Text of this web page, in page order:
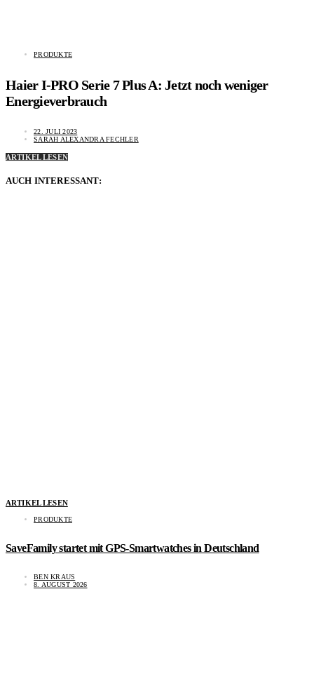
PRODUKTE
Haier I-PRO Serie 7 Plus A: Jetzt noch weniger
Energieverbrauch
22. JULI 2023
SARAH ALEXANDRA FECHLER
ARTIKEL LESEN
AUCH INTERESSANT:
ARTIKEL LESEN
PRODUKTE
SaveFamily startet mit GPS-Smartwatches in Deutschland
BEN KRAUS
8. AUGUST 2026